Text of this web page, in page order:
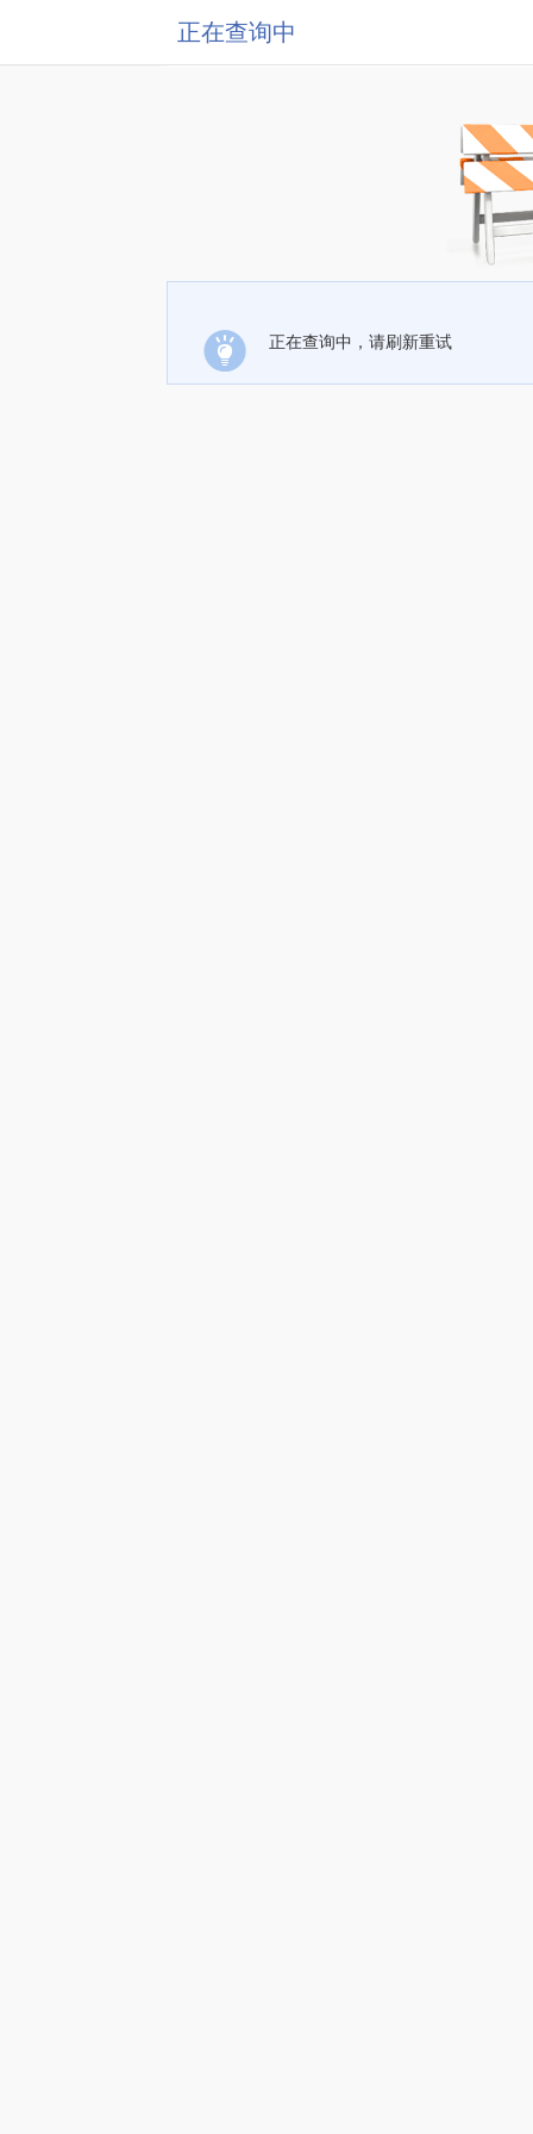
正在查询中
正在查询中，请刷新重试